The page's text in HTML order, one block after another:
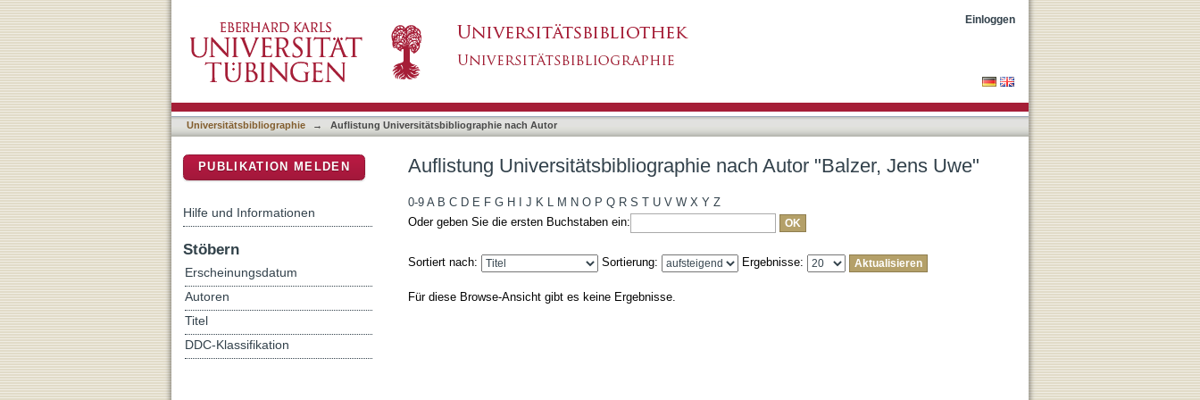
Einloggen
Universitätsbibliographie → Auflistung Universitätsbibliographie nach Autor
Auflistung Universitätsbibliographie nach Autor "Balzer, Jens Uwe"
0-9 A B C D E F G H J K L M N O P Q R S T U V W X Y Z
Oder geben Sie die ersten Buchstaben ein:
Sortiert nach: Sortierung: Ergebnisse:
Für diese Browse-Ansicht gibt es keine Ergebnisse.
PUBLIKATION MELDEN
Hilfe und Informationen
Stöbern
Erscheinungsdatum
Autoren
Titel
DDC-Klassifikation